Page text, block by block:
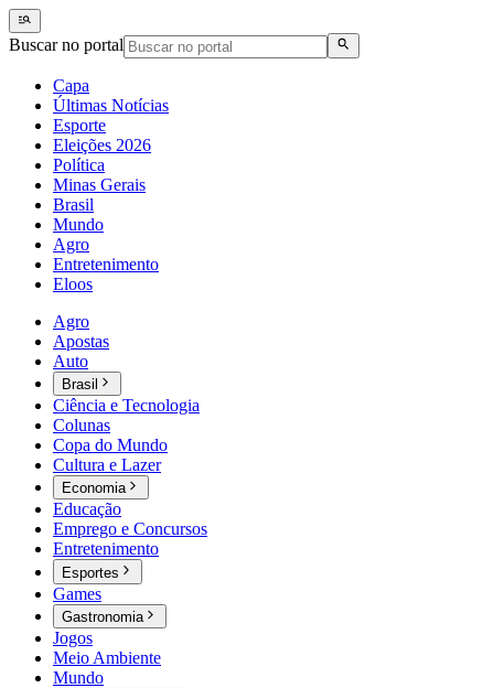
Buscar no portal
Capa
Últimas Notícias
Esporte
Eleições 2026
Política
Minas Gerais
Brasil
Mundo
Agro
Entretenimento
Eloos
Agro
Apostas
Auto
Brasil
Ciência e Tecnologia
Colunas
Copa do Mundo
Cultura e Lazer
Economia
Educação
Emprego e Concursos
Entretenimento
Esportes
Games
Gastronomia
Jogos
Meio Ambiente
Mundo